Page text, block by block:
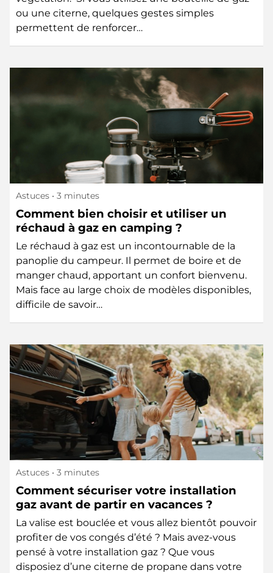
ou une citerne, quelques gestes simples
permettent de renforcer…
Astuces • 3 minutes
Comment bien choisir et utiliser un
réchaud à gaz en camping ?
Le réchaud à gaz est un incontournable de la
panoplie du campeur. Il permet de boire et de
manger chaud, apportant un confort bienvenu.
Mais face au large choix de modèles disponibles,
difficile de savoir…
Astuces • 3 minutes
Comment sécuriser votre installation
gaz avant de partir en vacances ?
La valise est bouclée et vous allez bientôt pouvoir
profiter de vos congés d’été ? Mais avez-vous
pensé à votre installation gaz ? Que vous
disposiez d’une citerne de propane dans votre